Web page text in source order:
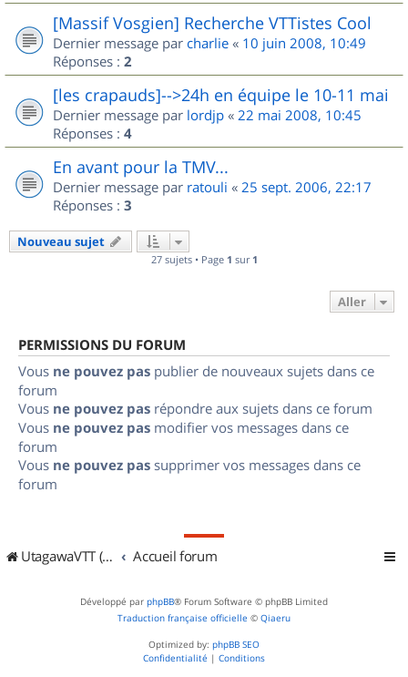
[Massif Vosgien] Recherche VTTistes Cool
Dernier message par charlie « 10 juin 2008, 10:49
Réponses : 2
[les crapauds]-->24h en équipe le 10-11 mai
Dernier message par lordjp « 22 mai 2008, 10:45
Réponses : 4
En avant pour la TMV...
Dernier message par ratouli « 25 sept. 2006, 22:17
Réponses : 3
Nouveau sujet
27 sujets • Page 1 sur 1
Aller
PERMISSIONS DU FORUM
Vous ne pouvez pas publier de nouveaux sujets dans ce
forum
Vous ne pouvez pas répondre aux sujets dans ce forum
Vous ne pouvez pas modifier vos messages dans ce
forum
Vous ne pouvez pas supprimer vos messages dans ce
forum
UtagawaVTT (Randos VTT et VTTAE avec traces GPS) Accueil forum
Développé par phpBB® Forum Software © phpBB Limited
Traduction française officielle © Qiaeru
Optimized by: phpBB SEO
Confidentialité | Conditions